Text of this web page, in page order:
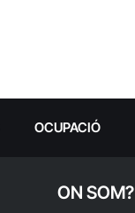
OCUPACIÓ
ON SOM?